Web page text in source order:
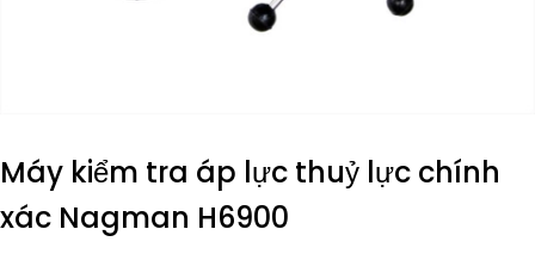
Máy kiểm tra áp lực thuỷ lực chính
xác Nagman H6900